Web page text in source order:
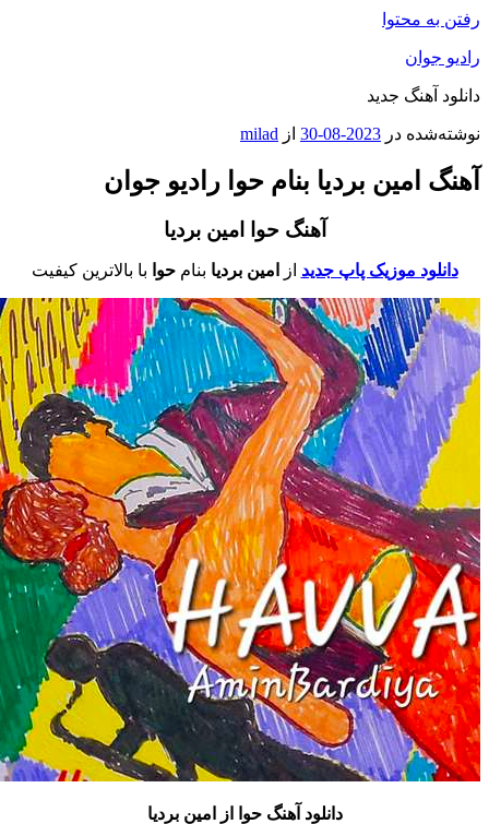
به محتوا
جوان
آهنگ جدید
در 2023-08-30 ازmilad
امین بردیا بنام حوا رادیو جوان
آهنگ حوا امین بردیا
دانلود موزیک پاپ جدید ازامین بردیابنامحوابا بالاترین کیفیت
دانلود آهنگ حوا از امین بردیا